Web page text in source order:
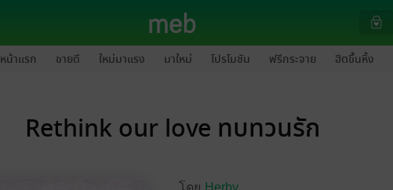
หน้าแรก ขายดี ใหม่มาแรง มาใหม่ โปรโมชัน ฟรีกระจาย ฮิตขึ้นหิ้ง
Rethink our love ทบทวนรัก
โดย Herby